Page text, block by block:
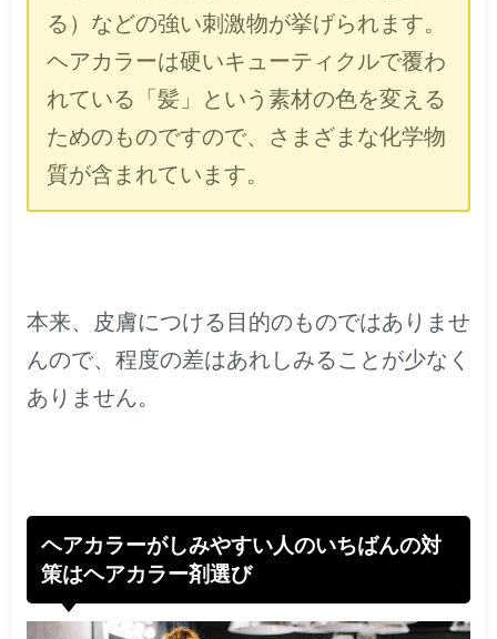
る）などの強い刺激物が挙げられます。
ヘアカラーは硬いキューティクルで覆わ
れている「髪」という素材の色を変える
ためのものですので、さまざまな化学物
質が含まれています。
本来、皮膚につける目的のものではありませ
んので、程度の差はあれしみることが少なく
ありません。
ヘアカラーがしみやすい人のいちばんの対
策はヘアカラー剤選び